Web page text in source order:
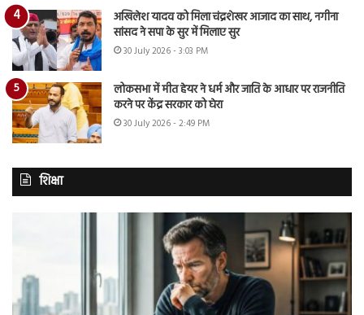
अखिलेश यादव को मिला चंद्रशेखर आजाद का साथ, नगीना
सांसद ने सपा के सुर में मिलाए सुर
30 July 2026 - 3:03 PM
लोकसभा में मीत हेयर ने धर्म और जाति के आधार पर राजनीति
करने पर केंद्र सरकार को घेरा
30 July 2026 - 2:49 PM
शिक्षा